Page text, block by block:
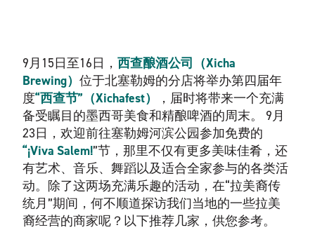
9月15日至16日， 西查酿酒公司（Xicha
Brewing） 位于北塞勒姆的分店将举办第四届年
度“西查节”（Xichafest）
，届时将带来一个充满
备受瞩目的墨西哥美食和精酿啤酒的周末。 9月
23日，欢迎前往塞勒姆河滨公园参加免费的
“¡Viva Salem!”节，那里不仅有更多美味佳肴，还
有艺术、音乐、舞蹈以及适合全家参与的各类活
动。除了这两场充满乐趣的活动，在“拉美裔传
统月”期间，何不顺道探访我们当地的一些拉美
裔经营的商家呢？以下推荐几家，供您参考。